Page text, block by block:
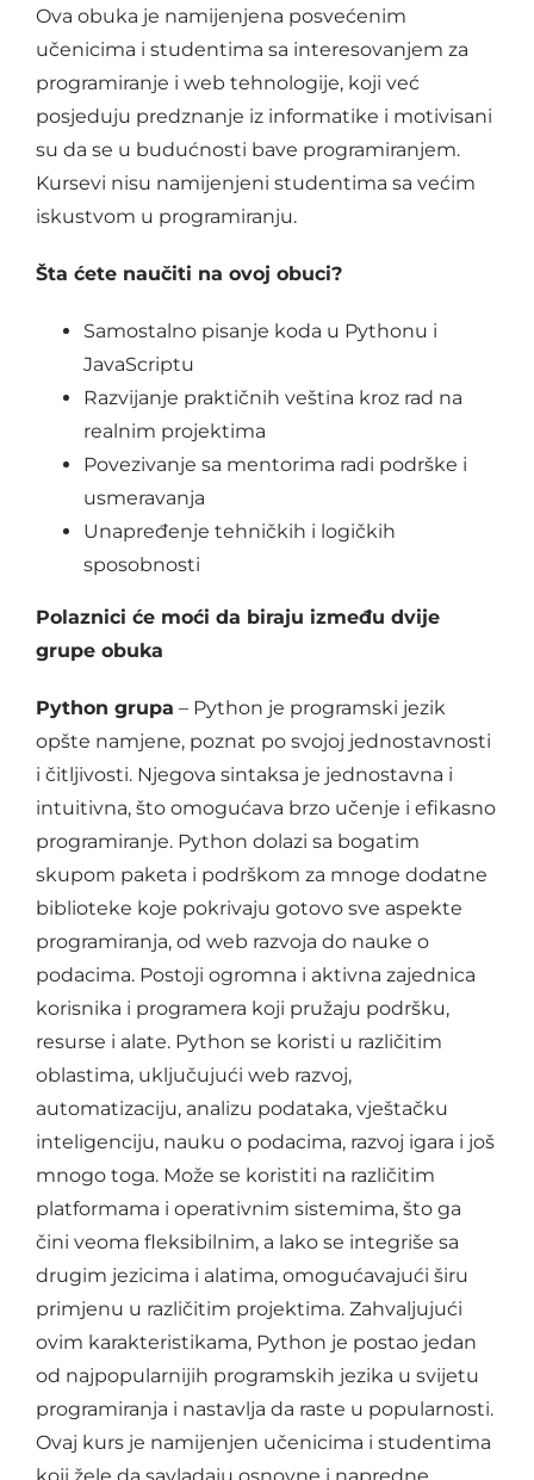
Ova obuka je namijenjena posvećenim
učenicima i studentima sa interesovanjem za
programiranje i web tehnologije, koji već
posjeduju predznanje iz informatike i motivisani
su da se u budućnosti bave programiranjem.
Kursevi nisu namijenjeni studentima sa većim
iskustvom u programiranju.
Šta ćete naučiti na ovoj obuci?
Samostalno pisanje koda u Pythonu i
JavaScriptu
Razvijanje praktičnih veština kroz rad na
realnim projektima
Povezivanje sa mentorima radi podrške i
usmeravanja
Unapređenje tehničkih i logičkih
sposobnosti
Polaznici će moći da biraju između dvije
grupe obuka
Python grupa – Python je programski jezik
opšte namjene, poznat po svojoj jednostavnosti
i čitljivosti. Njegova sintaksa je jednostavna i
intuitivna, što omogućava brzo učenje i efikasno
programiranje. Python dolazi sa bogatim
skupom paketa i podrškom za mnoge dodatne
biblioteke koje pokrivaju gotovo sve aspekte
programiranja, od web razvoja do nauke o
podacima. Postoji ogromna i aktivna zajednica
korisnika i programera koji pružaju podršku,
resurse i alate. Python se koristi u različitim
oblastima, uključujući web razvoj,
automatizaciju, analizu podataka, vještačku
inteligenciju, nauku o podacima, razvoj igara i još
mnogo toga. Može se koristiti na različitim
platformama i operativnim sistemima, što ga
čini veoma fleksibilnim, a lako se integriše sa
drugim jezicima i alatima, omogućavajući širu
primjenu u različitim projektima. Zahvaljujući
ovim karakteristikama, Python je postao jedan
od najpopularnijih programskih jezika u svijetu
programiranja i nastavlja da raste u popularnosti.
Ovaj kurs je namijenjen učenicima i studentima